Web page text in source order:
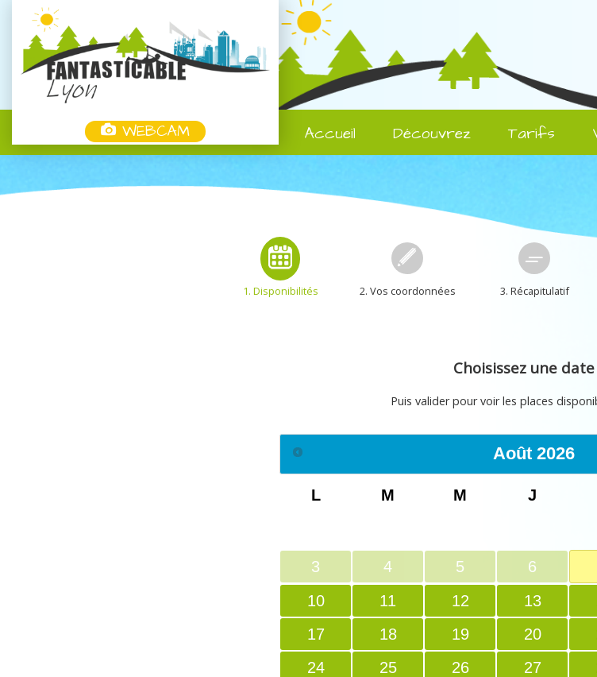
WEBCAM
Accueil
Découvrez Tarifs
1. Disponibilités 2. Vos coordonnées 3. Récapitulatif
Choisissez une date
Puis valider pour voir les places
Août 2026
L M M J
3
4 5 6
10
11 12 13
17
18 19 20
24
25 26 27